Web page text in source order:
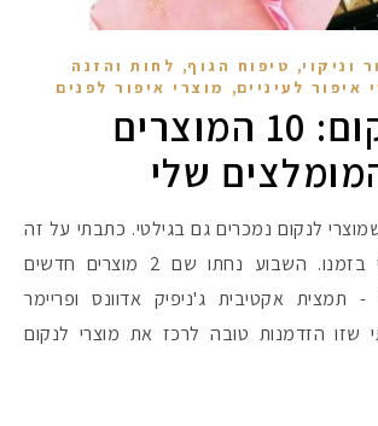
וניקוי, טיפוח הגוף, לחות והזנה
איפור לעיניים, מוצרי איפור לפנים
לנקום: 10 המוצרים
שלי
גם בפייסבוק שלי בזמנו. השבוע נחתו שם 2 מוצרים חדשים
תמצית אקטיבית ג'ניפיק אדוונס ופריימר
שזו הזדמנות טובה לרכז את מוצרי לנקום